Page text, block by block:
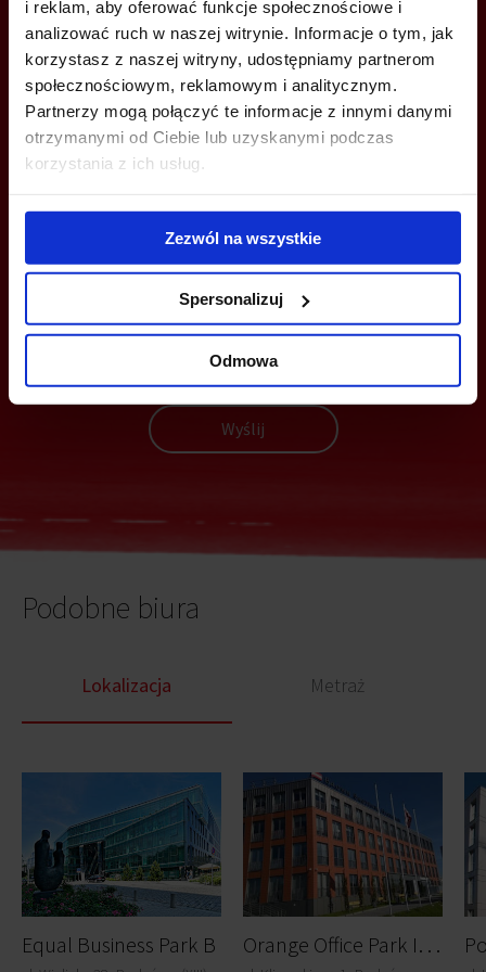
i reklam, aby oferować funkcje społecznościowe i
analizować ruch w naszej witrynie. Informacje o tym, jak
korzystasz z naszej witryny, udostępniamy partnerom
społecznościowym, reklamowym i analitycznym.
Partnerzy mogą połączyć te informacje z innymi danymi
otrzymanymi od Ciebie lub uzyskanymi podczas
korzystania z ich usług.
Zezwól na wszystkie
Spersonalizuj
Odmowa
+48 12 294 94 30
krakow@bazabiur.pl
MOŻESZ TEŻ ZOSTAWIĆ SWÓJ NUMER, A MY SKONTAKTUJEMY SIĘ
Wyślij
Podobne biura
Lokalizacja Metraż
Equal Business Park B O
range Office Park I (Amsterdam)